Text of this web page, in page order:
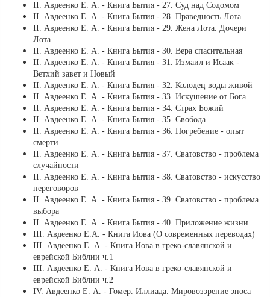
ІІ. Авдеенко Е. А. - Книга Бытия - 27. Суд над Содомом
ІІ. Авдеенко Е. А. - Книга Бытия - 28. Праведность Лота
ІІ. Авдеенко Е. А. - Книга Бытия - 29. Жена Лота. Дочери
Лота
ІІ. Авдеенко Е. А. - Книга Бытия - 30. Вера спасительная
ІІ. Авдеенко Е. А. - Книга Бытия - 31. Измаил и Исаак -
Ветхий завет и Новый
ІІ. Авдеенко Е. А. - Книга Бытия - 32. Колодец воды живой
ІІ. Авдеенко Е. А. - Книга Бытия - 33. Искушение от Бога
ІІ. Авдеенко Е. А. - Книга Бытия - 34. Страх Божий
ІІ. Авдеенко Е. А. - Книга Бытия - 35. Свобода
ІІ. Авдеенко Е. А. - Книга Бытия - 36. Погребение - опыт
смерти
ІІ. Авдеенко Е. А. - Книга Бытия - 37. Сватовство - проблема
случайности
ІІ. Авдеенко Е. А. - Книга Бытия - 38. Сватовство - искусство
переговоров
ІІ. Авдеенко Е. А. - Книга Бытия - 39. Сватовство - проблема
выбора
ІІ. Авдеенко Е. А. - Книга Бытия - 40. Приложение жизни
ІІI. Авдеенко Е.А. - Книга Иова (О современных переводах)
ІІІ. Авдеенко Е. А. - Книга Иова в греко-славянской и
еврейской Библии ч.1
ІІІ. Авдеенко Е. А. - Книга Иова в греко-славянской и
еврейской Библии ч.2
ІV. Авдеенко Е. А. - Гомер. Иллиада. Мировоззрение эпоса